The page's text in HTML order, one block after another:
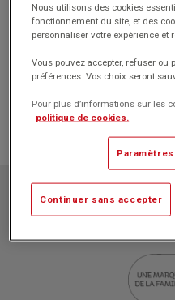
Nous utilisons des cookies
fonctionnement du site, et des
personnaliser votre expérience et
Vous pouvez accepter, refuser ou
préférences. Vos choix seront
Pour plus d’informations sur les
politique de cookies.
Continuer sans accepter